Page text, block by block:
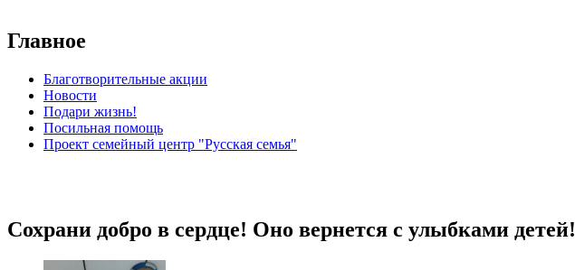
Главное
Благотворительные акции
Новости
Подари жизнь!
Посильная помощь
Проект семейный центр "Русская семья"
Сохрани добро в сердце! Оно вернется с улыбками детей!